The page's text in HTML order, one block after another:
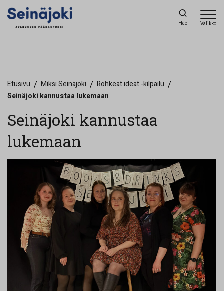
Hae Valikko
Etusivu / Miksi Seinäjoki / Rohkeat ideat -kilpailu /
Seinäjoki kannustaa lukemaan
Seinäjoki kannustaa
lukemaan